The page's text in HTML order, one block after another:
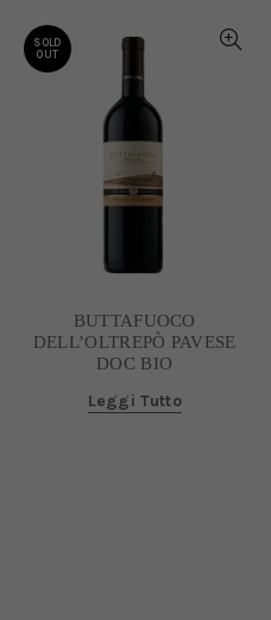
SOLD
OUT
BUTTAFUOCO
DELL’OLTREPÒ PAVESE
DOC BIO
Leggi Tutto